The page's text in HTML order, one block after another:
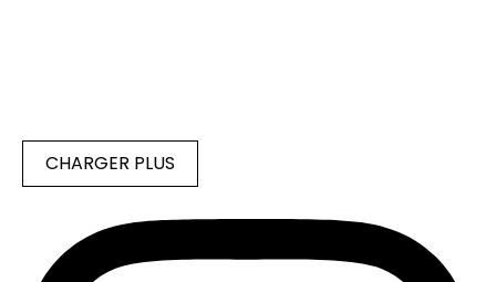
CHARGER PLUS